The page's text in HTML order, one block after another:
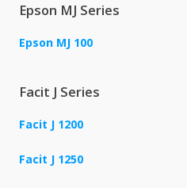
Epson MJ Series
Epson MJ 100
Facit J Series
Facit J 1200
Facit J 1250